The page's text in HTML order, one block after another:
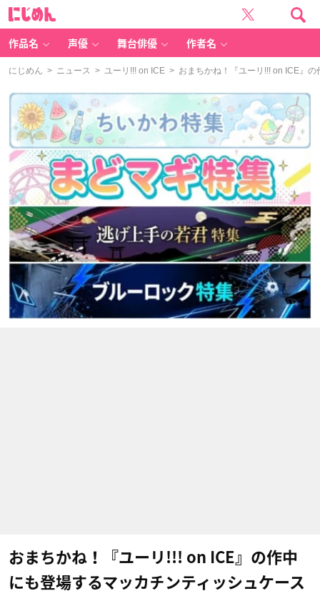
作品名 声優 舞台俳優 作者名
にじめん > ニュース > ユーリ!!! on ICE > おまちかね！『ユーリ!!! on ICE』
おまちかね！『ユーリ!!! on ICE』の作中
にも登場するマッカチンティッシュケース